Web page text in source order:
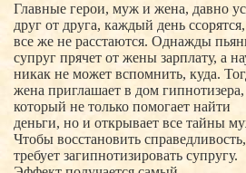
Главные герои, муж и жена, давно
друг от друга, каждый день
все же не расстаются. Однажды
супруг прячет от жены зарплату, а
никак не может вспомнить, куда.
жена приглашает в дом гипнотизера,
который не только помогает найти
деньги, но и открывает все тайны
Чтобы восстановить
требует загипнотизировать супругу.